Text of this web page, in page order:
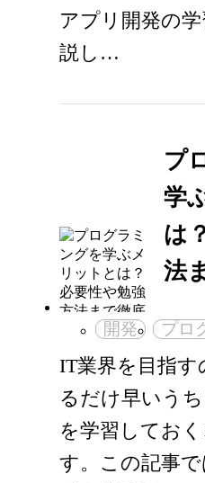
アプリ開発の
説し…
プ
学
は
法
開発 プロ
IT業界を目指す
るだけ早いう
を学習してお
す。この記事